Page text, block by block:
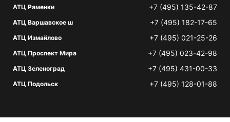
АТЦ Раменки +7 (495) 135-42-87
АТЦ Варшавское ш +7 (495) 182-17-65
АТЦ Измайлово +7 (495) 021-25-26
АТЦ Проспект Мира +7 (495) 023-42-98
АТЦ Зеленоград +7 (495) 431-00-33
АТЦ Подольск +7 (495) 128-01-88